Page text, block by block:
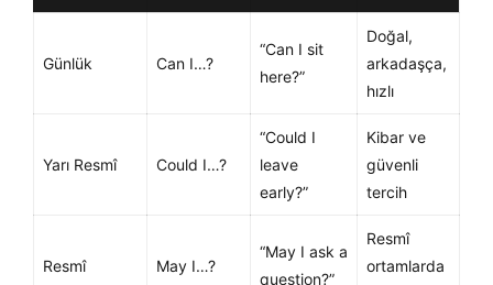
Günlük Can I…?
“Can I sit
here?”
Doğal,
arkadaşça,
hızlı
Yarı Resmî Could I…?
“Could I
leave
early?”
Kibar ve
güvenli
tercih
Resmî May I…?
“May I ask a
question?”
Resmî
ortamlarda